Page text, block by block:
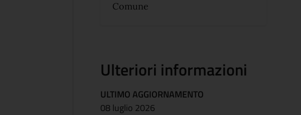
Comune
Ulteriori informazioni
ULTIMO AGGIORNAMENTO
08 luglio 2026